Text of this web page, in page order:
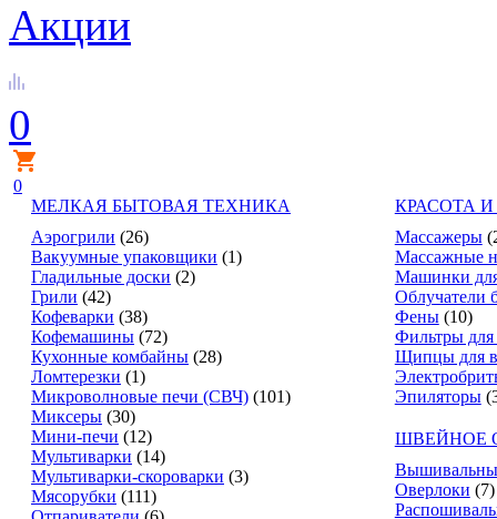
Акции
0
0
МЕЛКАЯ БЫТОВАЯ ТЕХНИКА
Аэрогрили (26)
Вакуумные упаковщики (1)
Гладильные доски (2)
Грили (42)
Кофеварки (38)
Кофемашины (72)
Кухонные комбайны (28)
Ломтерезки (1)
Микроволновые печи (СВЧ) (101)
Миксеры (30)
Мини-печи (12)
Мультиварки (14)
Мультиварки-скороварки (3)
Мясорубки (111)
КРАСОТА И
Массажеры
Массажные
Машинки
Облучатели
Фены (10)
Фильтры
Щипцы для
Эпиляторы
ШВЕЙНОЕ
Оверлоки (7)